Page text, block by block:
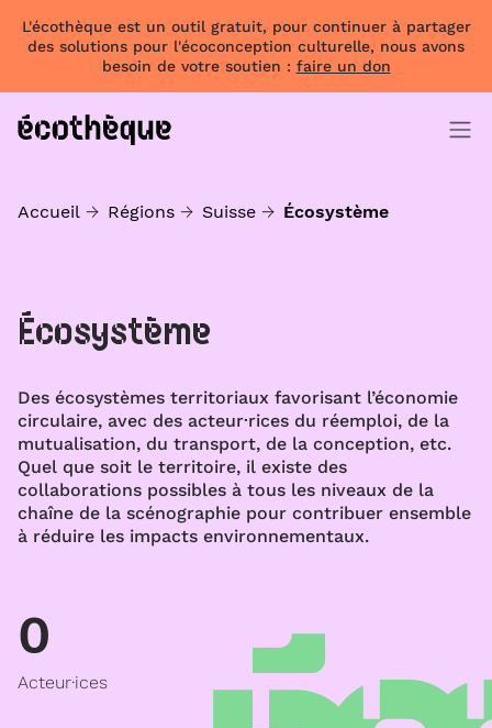
L'écothèque est un outil gratuit, pour continuer à partager
des solutions pour l'écoconception culturelle, nous avons
besoin de votre soutien : faire un don
Accueil Régions Suisse Écosystème
Écosystème
Des écosystèmes territoriaux favorisant l’économie
circulaire, avec des acteur·rices du réemploi, de la
mutualisation, du transport, de la conception, etc.
Quel que soit le territoire, il existe des
collaborations possibles à tous les niveaux de la
chaîne de la scénographie pour contribuer ensemble
à réduire les impacts environnementaux.
0
Acteur·ices